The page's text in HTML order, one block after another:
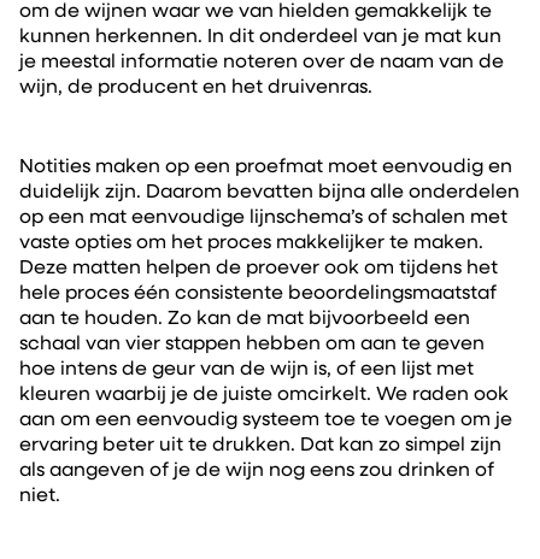
om de wijnen waar we van hielden gemakkelijk te
kunnen herkennen. In dit onderdeel van je mat kun
je meestal informatie noteren over de naam van de
wijn, de producent en het druivenras.
Notities maken op een proefmat moet eenvoudig en
duidelijk zijn. Daarom bevatten bijna alle onderdelen
op een mat eenvoudige lijnschema’s of schalen met
vaste opties om het proces makkelijker te maken.
Deze matten helpen de proever ook om tijdens het
hele proces één consistente beoordelingsmaatstaf
aan te houden. Zo kan de mat bijvoorbeeld een
schaal van vier stappen hebben om aan te geven
hoe intens de geur van de wijn is, of een lijst met
kleuren waarbij je de juiste omcirkelt. We raden ook
aan om een eenvoudig systeem toe te voegen om je
ervaring beter uit te drukken. Dat kan zo simpel zijn
als aangeven of je de wijn nog eens zou drinken of
niet.